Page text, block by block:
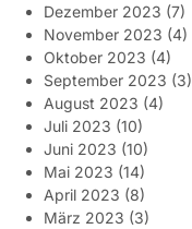
Dezember 2023 (7)
November 2023 (4)
Oktober 2023 (4)
September 2023 (3)
August 2023 (4)
Juli 2023 (10)
Juni 2023 (10)
Mai 2023 (14)
April 2023 (8)
März 2023 (3)